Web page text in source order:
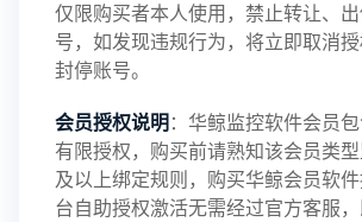
2023-01-12 V3.3
仅限购买者本人使用，禁止转让、
号，如发现违规行为，将立即取消
封停账号。
会员授权说明 ：华鲸监控软件会员
有限授权，购买前请熟知该会员类
及以上绑定规则，购买华鲸会员软
台自助授权激活无需经过官方客服